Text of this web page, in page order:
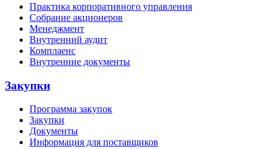
Практика корпоративного управления
Собрание акционеров
Менеджмент
Внутренний аудит
Комплаенс
Внутренние документы
Закупки
Программа закупок
Закупки
Документы
Информация для поставщиков